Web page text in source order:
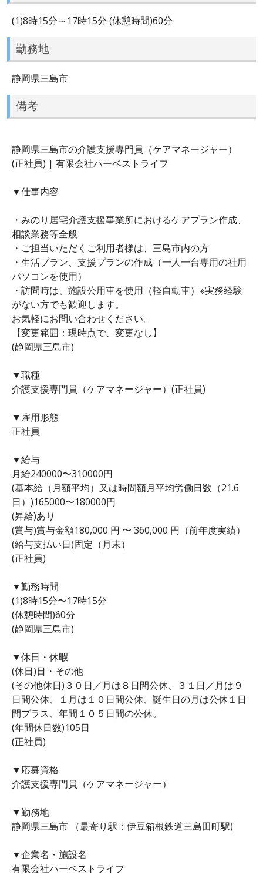
(1)8時15分～17時15分 (休憩時間)60分
勤務地
静岡県三島市
備考
静岡県三島市の介護支援専門員（ケアマネージャー）
(正社員) | 有限会社ハーベストライフ
▼仕事内容
・みのり居宅介護支援事業所におけるケアプラン作成、
相談業務等全般
・ご担当いただくご利用者様は、三島市内の方
・生活プラン、支援プランの作成（一人一台専用の社用
パソコンを使用）
・訪問時は、施設公用車を使用（軽自動車）※実務経験
がない方でも歓迎します。
お気軽にお問い合わせください。
【変更範囲：現時点で、変更なし】
(静岡県三島市)
▼職種
介護支援専門員（ケアマネージャー）(正社員)
▼雇用形態
正社員
▼給与
月給240000〜310000円
(基本給（月額平均）又は時間額月平均労働日数（21.6
日）)165000〜180000円
(昇給)あり
(賞与)賞与金額180,000 円 〜 360,000 円（前年度実績）
(給与支払い日)固定（月末）
(正社員)
▼勤務時間
(1)8時15分〜17時15分
(休憩時間)60分
(静岡県三島市)
▼休日・休暇
(休日)日・その他
(その他休日)３０日／月は８日間公休、３１日／月は９
日間公休、１月は１０日間公休、誕生日の月は公休１日
間プラス、年間１０５日間の公休。
(年間休日数)105日
(正社員)
▼応募資格
介護支援専門員（ケアマネージャー）
▼勤務地
静岡県三島市 （最寄り駅：伊豆箱根鉄道三島田町駅)
▼企業名・施設名
有限会社ハーベストライフ